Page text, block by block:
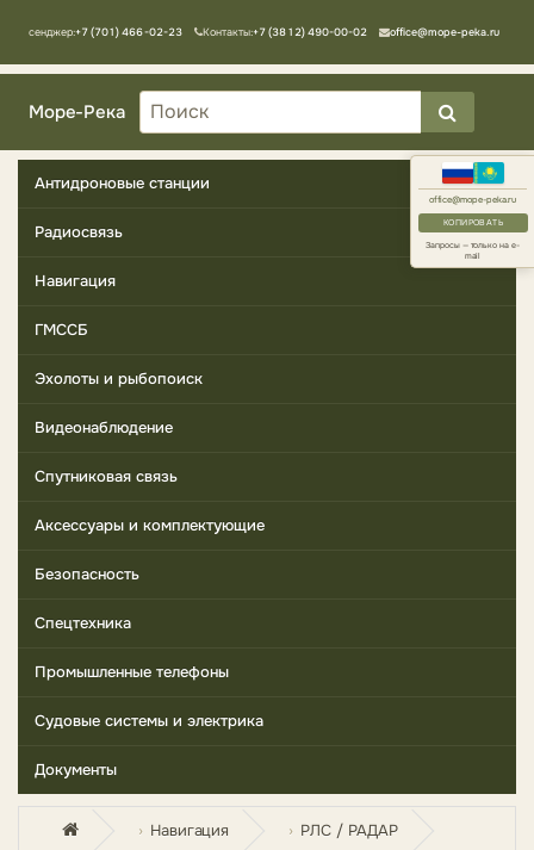
office@mope-peka.ru
КОПИРОВАТЬ
Запросы — только на e-
mail
Мессенджер:+7 (701) 466-02-23 Контакты:+7 (3812) 490-00-02 office@mope-peka.ru
Море-Река
Антидроновые станции
Радиосвязь
Навигация
ГМССБ
Эхолоты и рыбопоиск
Видеонаблюдение
Спутниковая связь
Аксессуары и комплектующие
Безопасность
Спецтехника
Промышленные телефоны
Судовые системы и электрика
Документы
Навигация РЛС / РАДАР